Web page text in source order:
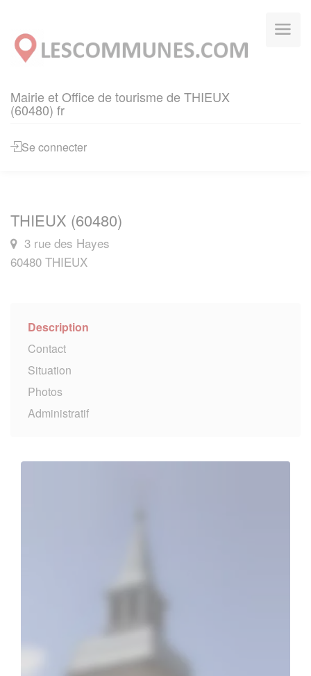
Mairie et Office de tourisme de THIEUX
(60480) fr
Se connecter
THIEUX (60480)
3 rue des Hayes
60480 THIEUX
Description
Contact
Situation
Photos
Administratif